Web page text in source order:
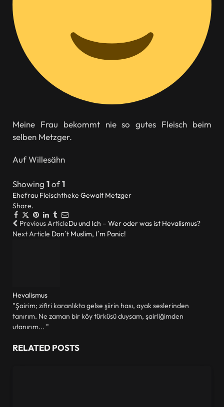
Meine Frau bekommt nie so gutes Fleisch beim
selben Metzger.
Auf Willesähn
Showing 1of1
Ehefrau Fleischtheke Gewalt Metzger
Share.
Facebook
TwitterPinterestLinkedIn
Tumblr
Email
Previous ArticleDu und Ich – Wer oder was ist Hevalismus?
Next Article Don´t Muslim, I´m Panic!
Hevalismus
"Şairim; zifiri karanlıkta gelse şiirin hası, ayak seslerinden
tanırım. Ne zaman bir köy türküsü duysam, şairliğimden
utanırım... "
RELATEDPOSTS